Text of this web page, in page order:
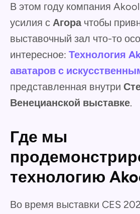
В этом году компания
усилия с Агорачтобы
выставочный зал что-то
интересное: Технология
аватаров с
представленная внутри
Венецианской выставке.
Где мы
технологию
Во время выставки CES